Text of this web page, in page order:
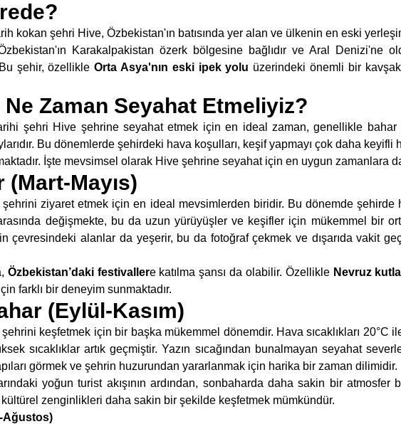
kokan şehri Hive, Özbekistan'ın batısında yer alan ve ülkenin en eski
Karakalpakistan özerk bölgesine bağlıdır ve Aral Denizi'ne
Bu şehir, özellikleOrta Asya'nın eski ipek yolu üzerindeki önemli bir
Ne Zaman Seyahat Etmeliyiz?
şehri Hive şehrine seyahat etmek için en ideal zaman, genellikle bahar
Bu dönemlerde şehirdeki hava koşulları, keşif yapmayı çok daha keyifli
İşte mevsimsel olarak Hive şehrine seyahat için en uygun zamanlara
(Mart-Mayıs)
şehrini ziyaret etmek için en ideal mevsimlerden biridir. Bu dönemde şehirde
değişmekte, bu da uzun yürüyüşler ve keşifler için mükemmel bir
çevresindeki alanlar da yeşerir, bu da fotoğraf çekmek ve dışarıda vakit
Özbekistan’daki festivallere katılma şansı da olabilir. Özellikle Nevruz
farklı bir deneyim sunmaktadır.
(Eylül-Kasım)
keşfetmek için bir başka mükemmel dönemdir. Hava sıcaklıkları 20°C
sıcaklıklar artık geçmiştir. Yazın sıcağından bunalmayan seyahat
görmek ve şehrin huzurundan yararlanmak için harika bir zaman dilimidir.
yoğun turist akışının ardından, sonbaharda daha sakin bir
zenginlikleri daha sakin bir şekilde keşfetmek mümkündür.
Ağustos)